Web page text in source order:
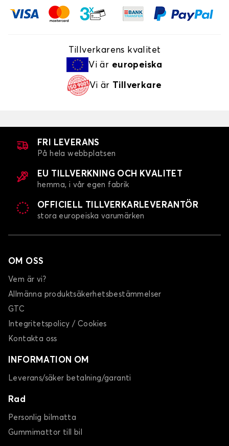
Tillverkarens kvalitet
Vi är europeiska
Vi är Tillverkare
FRI LEVERANS
På hela webbplatsen
EU TILLVERKNING OCH KVALITET
hemma, i vår egen fabrik
OFFICIELL TILLVERKARLEVERANTÖR
stora europeiska varumärken
OM OSS
Vem är vi?
Allmänna produktsäkerhetsbestämmelser
GTC
Integritetspolicy / Cookies
Kontakta oss
INFORMATION OM
Leverans/säker betalning/garanti
Rad
Personlig bilmatta
Gummimattor till bil